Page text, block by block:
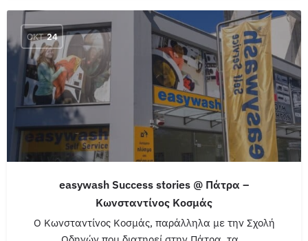
ΟΚΤ 24
easywash Success stories @ Πάτρα –
Κωνσταντίνος Κοσμάς
O Κωνσταντίνος Κοσμάς, παράλληλα με την Σχολή